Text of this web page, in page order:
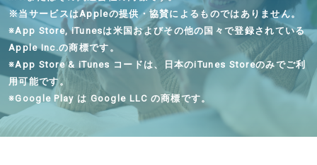
※当サービスはAppleの提供・協賛によるものではありません。
※App Store, iTunesは米国およびその他の国々で登録されている
Apple Inc.の商標です。
※App Store & iTunes コードは、日本のiTunes Storeのみでご利
用可能です。
※Google Play は Google LLC の商標です。